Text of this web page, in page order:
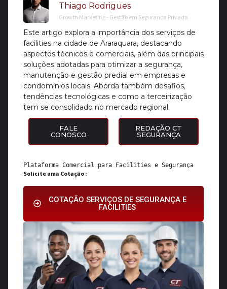
Thiago Rodrigues
Growth Marketing - Gestão em Segurança Privada
Este artigo explora a importância dos serviços de
facilities na cidade de Araraquara, destacando
aspectos técnicos e comerciais, além das principais
soluções adotadas para otimizar a segurança,
manutenção e gestão predial em empresas e
condomínios locais. Aborda também desafios,
tendências tecnológicas e como a terceirização
tem se consolidado no mercado regional.
FALE
CONOSCO
REDAÇÃO CT
SEGURANÇA
Plataforma Comercial para Facilities e Segurança
Solicite uma Cotação :
COTAÇÃO SERVIÇOS DE SEGURANÇA E
FACILITIES